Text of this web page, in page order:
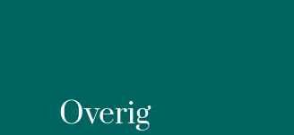
Overig